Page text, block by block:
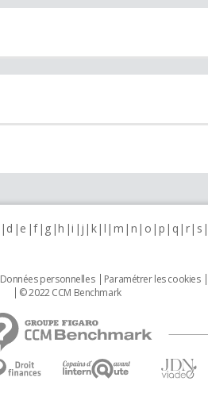
d e f g h i j k l m n o p q r s
Données personnelles Paramétrer les cookies
© 2022 CCM Benchmark